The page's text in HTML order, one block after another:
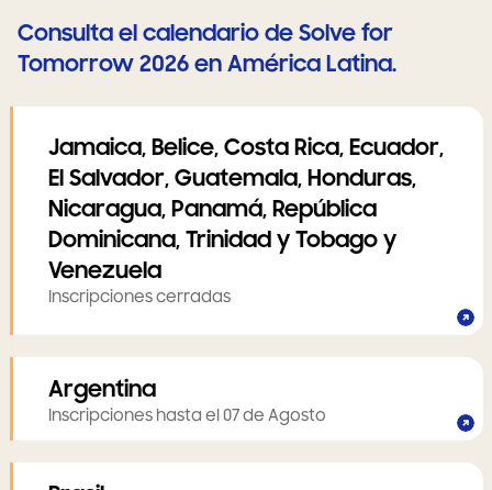
Consulta el calendario de Solve for
Tomorrow 2026 en América Latina.
Jamaica, Belice, Costa Rica, Ecuador,
El Salvador, Guatemala, Honduras,
Nicaragua, Panamá, República
Dominicana, Trinidad y Tobago y
Venezuela
Inscripciones cerradas
Argentina
Inscripciones hasta el 07 de Agosto